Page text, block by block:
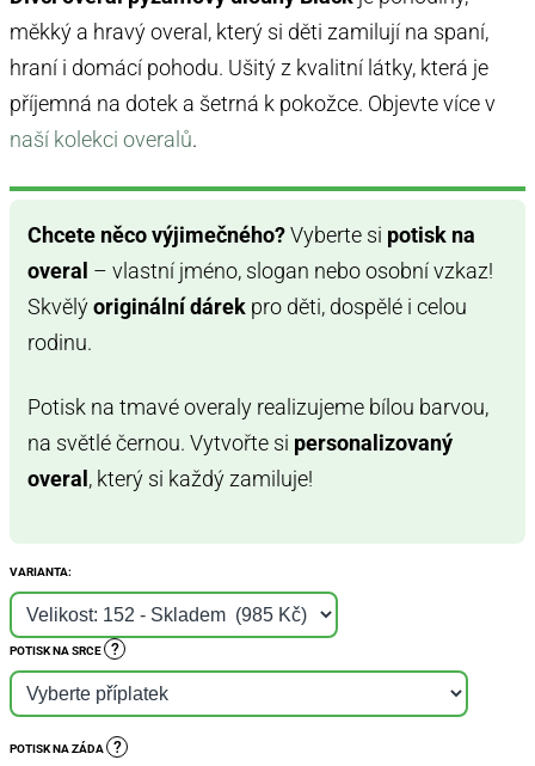
měkký a hravý overal, který si děti zamilují na spaní,
hraní i domácí pohodu. Ušitý z kvalitní látky, která je
příjemná na dotek a šetrná k pokožce. Objevte více v
naší kolekci overalů.
Chcete něco výjimečného?Vyberte si potisk na
overal – vlastní jméno, slogan nebo osobní vzkaz!
Skvělýoriginální dárek pro děti, dospělé i celou
rodinu.
Potisk na tmavé overaly realizujeme bílou barvou,
na světlé černou. Vytvořte si personalizovaný
overal , který si každý zamiluje!
VARIANTA:
POTISK NA SRCE ?
POTISK NA ZÁDA ?